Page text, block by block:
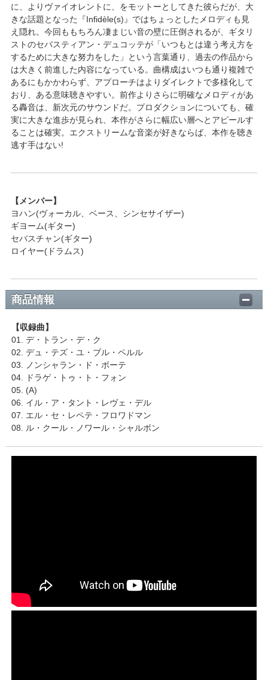
に、よりヴァイオレントに、をモットーとしてきた彼らだが、大
きな話題となった『Infidèle(s)』ではちょっとしたメロディも見
え隠れ。今回ももちろん凄まじい音の壁に圧倒されるが、ギタリ
ストのセバスティアン・デュコッテが「いつもとは違う考え方を
するために大きな努力をした」という言葉通り、過去の作品から
は大きく前進した内容になっている。曲構成はいつも通り複雑で
あるにもかかわらず、アプローチはよりダイレクトで多様化して
おり、ある意味聴きやすい。前作よりさらに明確なメロディがあ
る轟音は、新次元のサウンドだ。プロダクションについても、確
実に大きな進歩が見られ、本作がさらに幅広い層へとアピールす
ることは確実。エクストリームな音楽が好きならば、本作を聴き
逃す手はない!
【メンバー】
ヨハン(ヴォーカル、ベース、シンセサイザー)
ギヨーム(ギター)
セバスチャン(ギター)
ロイヤー(ドラムス)
商品情報
【収録曲】
01. デ・トラン・デ・ク
02. デュ・テズ・ユ・ブル・ペルル
03. ノンシャラン・ド・ボーテ
04. ドラゲ・トゥ・ト・フォン
05. (A)
06. イル・ア・タント・レヴェ・デル
07. エル・セ・レペテ・フロワドマン
08. ル・クール・ノワール・シャルボン